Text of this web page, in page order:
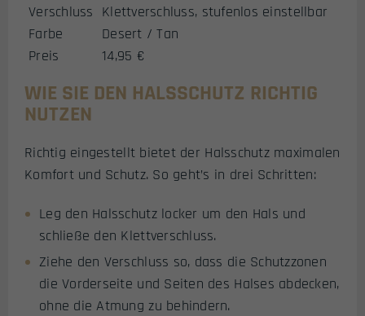
Verschluss Klettverschluss, stufenlos einstellbar
Farbe
Desert / Tan
Preis
14,95 €
WIE SIE DEN HALSSCHUTZ RICHTIG
NUTZEN
Richtig eingestellt bietet der Halsschutz maximalen
Komfort und Schutz. So geht’s in drei Schritten:
Leg den Halsschutz locker um den Hals und
schließe den Klettverschluss.
Ziehe den Verschluss so, dass die Schutzzonen
die Vorderseite und Seiten des Halses abdecken,
ohne die Atmung zu behindern.